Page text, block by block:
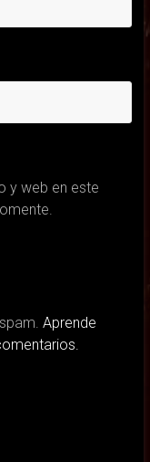
y web en este
Aprende